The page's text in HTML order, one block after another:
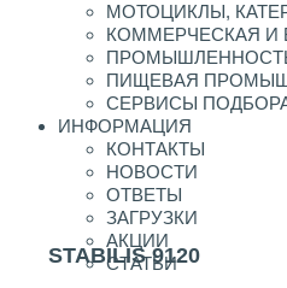
МОТОЦИКЛЫ,
КОММЕРЧЕСКАЯ И
ПИЩЕВАЯ
СЕРВИСЫ
ИНФОРМАЦИЯ
КОНТАКТЫ
НОВОСТИ
ОТВЕТЫ
ЗАГРУЗКИ
АКЦИИ
СТАТЬИ
STABILIS 9120